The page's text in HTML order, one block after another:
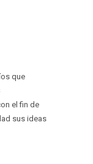
que
el fin de
sus ideas